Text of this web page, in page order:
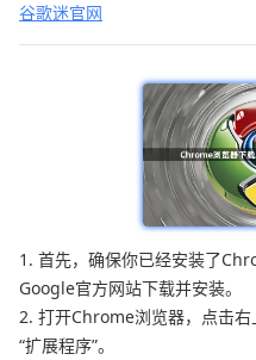
谷歌迷官网
1. 首先，确保你已经安装了
Google官方网站下载并安装。
2. 打开Chrome浏览器，点击右
“扩展程序”。